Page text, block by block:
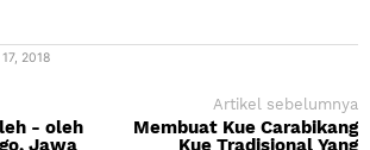
2018
- oleh
Jawa
Artikel sebelumnya
Membuat Kue Carabikang
Kue Tradisional Yang